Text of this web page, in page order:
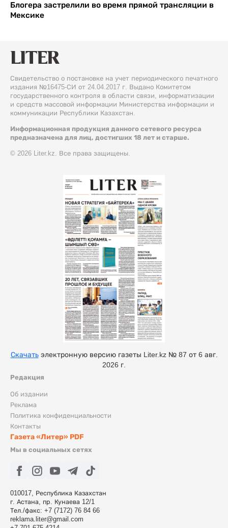
Блогера застрелили во время прямой трансляции в
Мексике
Свидетельство о постановке на учет периодического печатного
издания №16475-СИ от 24.04.2017 г. Выдано Комитетом
государственного контроля в области связи, информатизации
и средств массовой информации Министерства информации и
коммуникации Республики Казахстан.
Информационная продукция данного сетевого ресурса
предназначена для лиц, достигших 18 лет и старше.
© 2026 Liter.kz. Все права защищены.
Редакция
Об издании
Реклама
Политика конфиденциальности
Контакты
Газета «Литер» PDF
Мы в социальных сетях
010017, Республика Казахстан
г. Астана, пр. Кунаева 12/1
Тел./факс: +7 (7172) 76 84 66
reklama.liter@gmail.com
Скачатьэлектронную версию газеты Liter.kz № 87 от 6 авг.
2026 г.